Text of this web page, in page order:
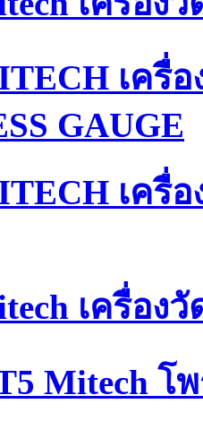
เครื่
GAUGE
เครื่
เครื่อง
Mitech โ